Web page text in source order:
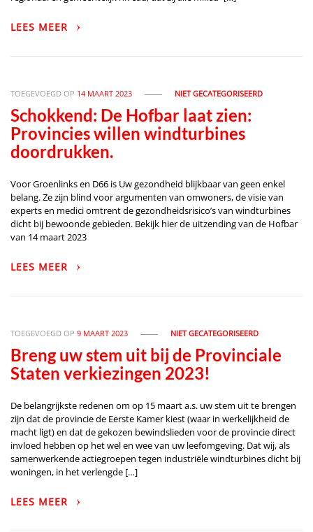
LEES MEER
TOEGEVOEGD OP 14 MAART 2023 NIET GECATEGORISEERD
Schokkend: De Hofbar laat zien:
Provincies willen windturbines
doordrukken.
Voor Groenlinks en D66 is Uw gezondheid blijkbaar van geen enkel
belang. Ze zijn blind voor argumenten van omwoners, de visie van
experts en medici omtrent de gezondheidsrisico’s van windturbines
dicht bij bewoonde gebieden. Bekijk hier de uitzending van de Hofbar
van 14 maart 2023
LEES MEER
TOEGEVOEGD OP9 MAART 2023 NIET GECATEGORISEERD
Breng uw stem uit bij de Provinciale
Staten verkiezingen 2023!
De belangrijkste redenen om op 15 maart a.s. uw stem uit te brengen
zijn dat de provincie de Eerste Kamer kiest (waar in werkelijkheid de
macht ligt) en dat de gekozen bewindslieden voor de provincie direct
invloed hebben op het wel en wee van uw leefomgeving. Dat wij, als
samenwerkende actiegroepen tegen industriële windturbines dicht bij
woningen, in het verlengde […]
LEES MEER